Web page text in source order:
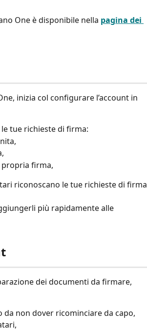
One è disponibile nella pagina dei
inizia col configurare l’account in
tue richieste di firma:
firma,
riconoscano le tue richieste di firma
più rapidamente alle
dei documenti da firmare,
non dover ricominciare da capo,